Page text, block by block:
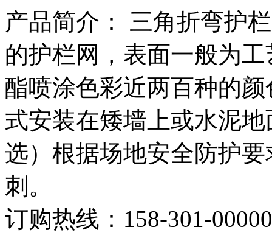
产品简介： 三角折弯护
的护栏网，表面一般为
酯喷涂色彩近两百种的
式安装在矮墙上或水泥
选）根据场地安全防护
刺。
订购热线： 158-301-00000